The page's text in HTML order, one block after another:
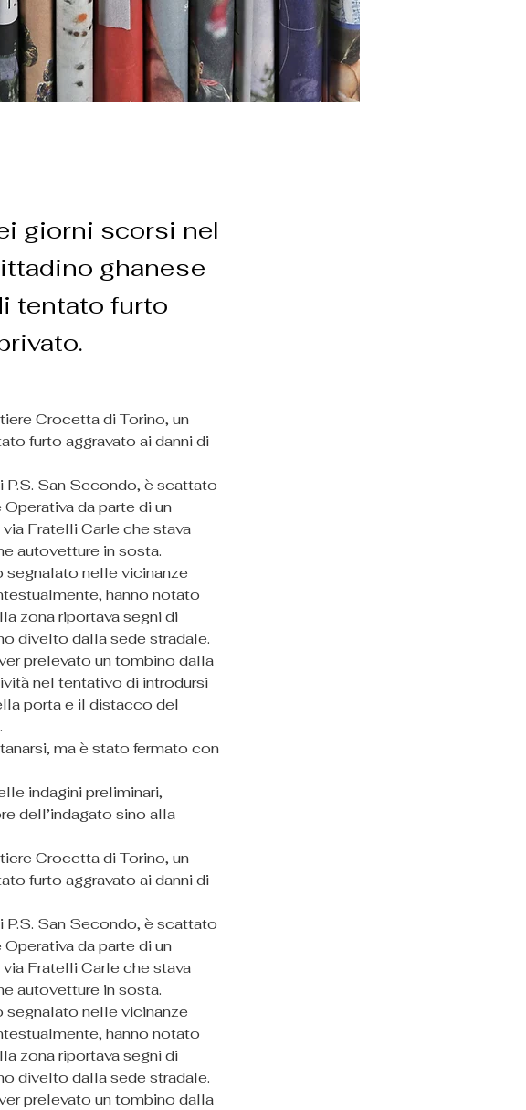
giorni scorsi nel
ghanese
tentato furto
Crocetta di Torino, un
furto aggravato ai danni di
San Secondo, è scattato
da parte di un
Fratelli Carle che stava
autovetture in sosta.
nelle vicinanze
hanno notato
zona riportava segni di
divelto dalla sede stradale.
prelevato un tombino dalla
nel tentativo di introdursi
porta e il distacco del
ma è stato fermato con
indagini preliminari,
dell’indagato sino alla
Crocetta di Torino, un
furto aggravato ai danni di
San Secondo, è scattato
da parte di un
Fratelli Carle che stava
autovetture in sosta.
nelle vicinanze
hanno notato
zona riportava segni di
divelto dalla sede stradale.
prelevato un tombino dalla